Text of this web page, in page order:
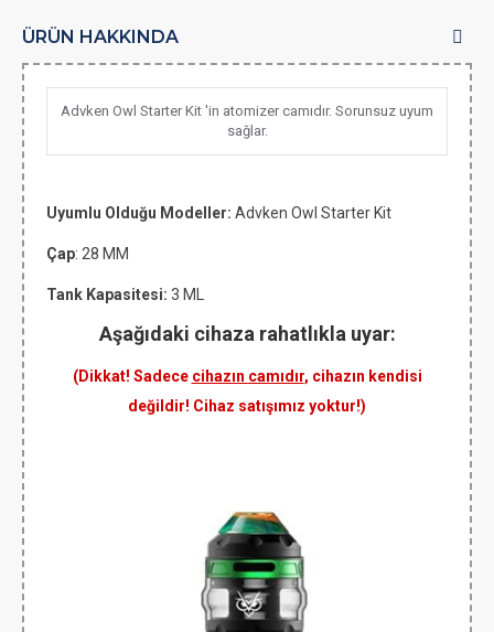
ÜRÜN HAKKINDA
Advken Owl Starter Kit 'in atomizer camıdır. Sorunsuz uyum
sağlar.
Uyumlu Olduğu Modeller: Advken Owl Starter Kit
Çap: 28 MM
Tank Kapasitesi: 3 ML
Aşağıdaki cihaza rahatlıkla uyar:
(Dikkat! Sadece cihazın camıdır, cihazın kendisi
değildir! Cihaz satışımız yoktur!)